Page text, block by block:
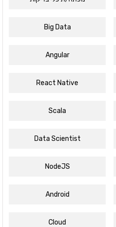
Big Data
Angular
React Native
Scala
Data Scientist
NodeJS
Android
Cloud